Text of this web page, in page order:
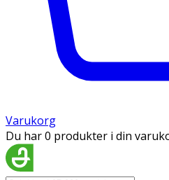
Varukorg
Du har 0 produkter i din